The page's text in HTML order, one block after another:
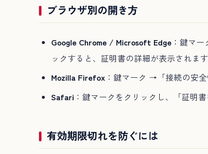
ブラウザ別の開き方
Google Chrome / Microsoft Edge：鍵マ
ックすると、証明書の詳細が表示されます
Mozilla Firefox：鍵マーク →「接続の安
Safari ：鍵マークをクリックし、「証明
有効期限切れを防ぐには